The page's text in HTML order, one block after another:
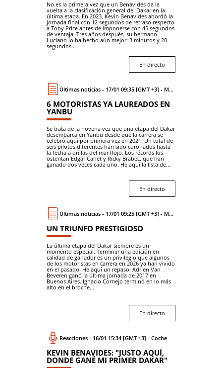
No es la primera vez que un Benavides da la
vuelta a la clasificación general del Dakar en la
última etapa. En 2023, Kevin Benavides abordó la
jornada final con 12 segundos de retraso respecto
a Toby Price antes de imponerse con 45 segundos
de ventaja. Tres años después, su hermano
Luciano lo ha hecho aún mejor: 3 minutos y 20
segundos...
En directo
Últimas noticias - 17/01 09:35 [GMT +3] - Moto
6 MOTORISTAS YA LAUREADOS EN
YANBU
Se trata de la novena vez que una etapa del Dakar
desembarca en Yanbu desde que la carrera se
celebró aquí por primera vez en 2021. Un total de
seis pilotos diferentes han sido coronados hasta
la fecha a orillas del mar Rojo. Los récords los
ostentan Edgar Canet y Ricky Brabec, que han
ganado dos veces cada uno. He aquí la lista de...
En directo
Últimas noticias - 17/01 09:25 [GMT +3] - Moto
UN TRIUNFO PRESTIGIOSO
La última etapa del Dakar siempre es un
momento especial. Terminar una edición en
calidad de ganador es un privilegio que algunos
de los motoristas en carrera en 2026 ya han vivido
en el pasado. He aquí un repaso. Adrien Van
Beveren ganó la última jornada de 2017 en
Buenos Aires. Ignacio Cornejo terminó en lo más
alto en el broche...
En directo
Reacciones - 16/01 15:34 [GMT +3] - Coche
KEVIN BENAVIDES: "JUSTO AQUÍ,
DONDE GANÉ MI PRIMER DAKAR"